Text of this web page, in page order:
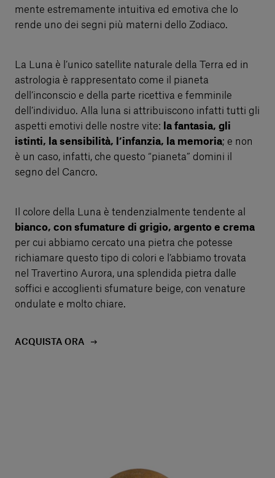
mente estremamente intuitiva ed emotiva che lo
rende uno dei segni più materni dello Zodiaco.
La Luna è l’unico satellite naturale della Terra ed in
astrologia è rappresentato come il pianeta
dell’inconscio e della parte ricettiva e femminile
dell’individuo. Alla luna si attribuiscono infatti tutti gli
aspetti emotivi delle nostre vite:
la fantasia, gli
istinti, la sensibilità, l’infanzia, la memoria; e non
è un caso, infatti, che questo “pianeta” domini il
segno del Cancro.
Il colore della Luna è tendenzialmente tendente al
bianco, con sfumature di grigio, argento e crema
per cui abbiamo cercato una pietra che potesse
richiamare questo tipo di colori e l’abbiamo trovata
nel Travertino Aurora, una splendida pietra dalle
soffici e accoglienti sfumature beige, con venature
ondulate e molto chiare.
ACQUISTA ORA